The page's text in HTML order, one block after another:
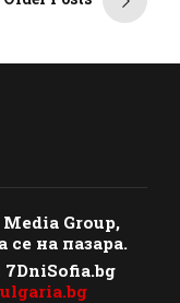
Group,
на пазара.